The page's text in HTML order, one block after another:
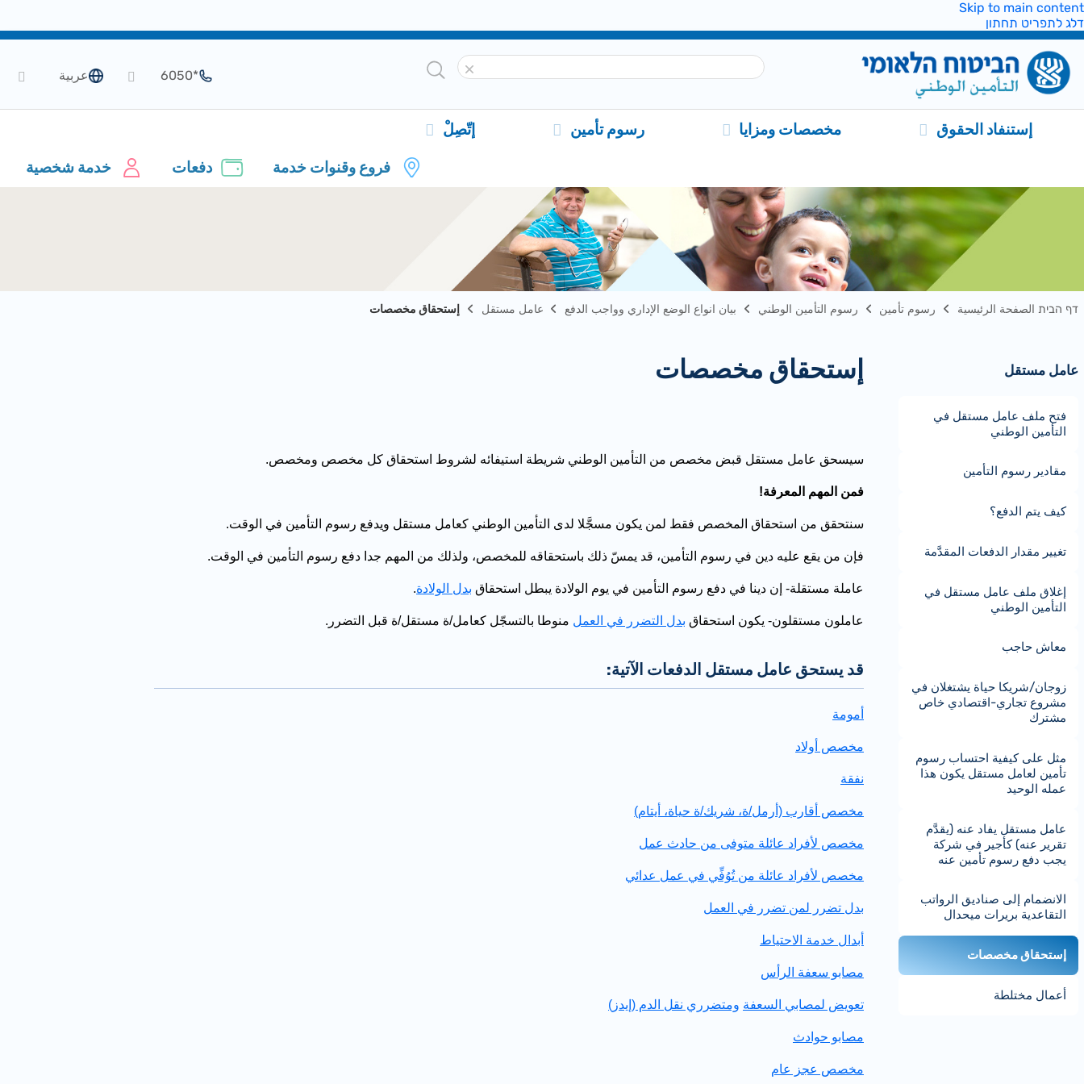
Skip to main content
דלג לתפריט תחתון
عربية *6050
إستنفاد الحقوق مخصصات ومزايا رسوم تأمين إتّصِلْ
فروع وقنوات خدمة دفعات خدمة شخصية
דף הבית الصفحة الرئيسية رسوم تأمين رسوم التأمين الوطني بيان انواع الوضع الإداري وواجب الدفع عامل مستقل إستحقاق مخصصات
عامل مستقل
فتح ملف عامل مستقل في
التأمين الوطني
مقادير رسوم التأمين
كيف يتم الدفع؟
تغيير مقدار الدفعات المقدَّمة
إغلاق ملف عامل مستقل في
التأمين الوطني
معاش حاجب
زوجان/شريكا حياة يشتغلان في
مشروع تجاري-اقتصادي خاص
مشترك
مثل على كيفية احتساب رسوم
تأمين لعامل مستقل يكون هذا
عمله الوحيد
عامل مستقل يفاد عنه (يقدَّم
تقرير عنه) كأجير في شركة
يجب دفع رسوم تأمين عنه
الانضمام إلى صناديق الرواتب
التقاعدية بريرات ميحدال
إستحقاق مخصصات
أعمال مختلطة
إستحقاق مخصصات
سيسحق عامل مستقل قبض مخصص من التأمين الوطني شريطة استيفائه لشروط استحقاق كل مخصص ومخصص.
فمن المهم المعرفة!
سنتحقق من استحقاق المخصص فقط لمن يكون مسجَّلا لدى التأمين الوطني كعامل مستقل ويدفع رسوم التأمين في الوقت.
فإن من يقع عليه دين في رسوم التأمين، قد يمسّ ذلك باستحقاقه للمخصص، ولذلك من المهم جدا دفع رسوم التأمين في الوقت.
عاملة مستقلة- إن دينا في دفع رسوم التأمين في يوم الولادة يبطل استحقاق بدل الولادة.
عاملون مستقلون- يكون استحقاق بدل التضرر في العمل منوطا بالتسجّل كعامل/ة مستقل/ة قبل التضرر.
قد يستحق عامل مستقل الدفعات الآتية:
أمومة
مخصص أولاد
نفقة
مخصص أقارب (أرمل/ة، شريك/ة حياة، أيتام)
مخصص لأفراد عائلة متوفى من حادث عمل
مخصص لأفراد عائلة من تُوُفِّي في عمل عدائي
بدل تضرر لمن تضرر في العمل
أبدال خدمة الاحتياط
مصابو سعفة الرأس
تعويض لمصابي السعفة ومتضرري نقل الدم (إيدز)
مصابو حوادث
مخصص عجز عام